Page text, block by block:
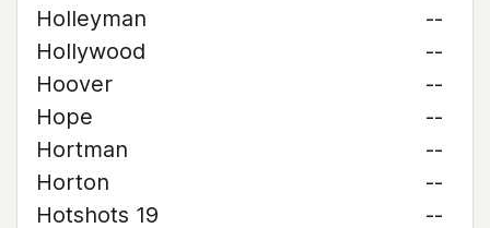
Holleyman
--
Hollywood
--
Hoover
--
Hope
--
Hortman
--
Horton
--
Hotshots 19
--